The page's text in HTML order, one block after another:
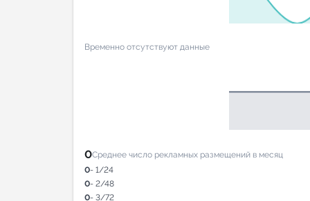
Временно отсутствуют данные
0Среднее число рекламных размещений в месяц
0- 1/24
0- 2/48
0- 3/72